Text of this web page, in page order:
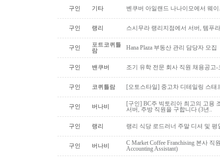
구인 기타 벤쿠버 아일랜드 나나이모에서 웨
구인 랭리 스시무라 랭리지점에서 서버, 템푸
구인
포트코퀴틀
람
Hana Plaza 부동산 관리 담당자 모집
구인 밴쿠버 조기 유학 전문 회사 직원 채용공고
구인 코퀴틀람 [오토스타일] 중고차 디테일링 스태
구인 버나비
[구인] BC주 빅토리아 최고의 고용
서버, 주방 직원을 구합니다 (3년..
구인 랭리 랭리 식당 로드러너 주말 디셔 및
구인 버나비
C Market Coffee Franchising 본사 직
Accounting Assistant)